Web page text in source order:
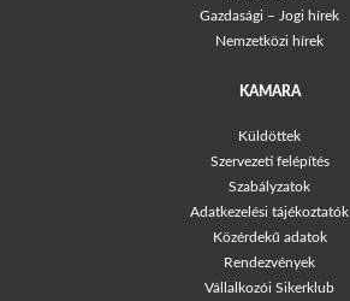
Gazdasági – Jogi hírek
Nemzetközi hírek
KAMARA
Küldöttek
Szervezeti felépítés
Szabályzatok
Adatkezelési tájékoztatók
Közérdekű adatok
Rendezvények
Vállalkozói Sikerklub